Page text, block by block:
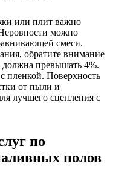
или плит важно
можно
смеси.
обратите внимание
должна превышать 4%.
пленкой. Поверхность
от пыли и
лучшего сцепления с
по
полов